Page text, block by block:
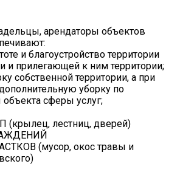
арендаторы объектов
и благоустройство территории
и прилегающей к ним территории;
собственной территории, а при
уборку по
сферы услуг;
лестниц, дверей)
(мусор, окос травы и